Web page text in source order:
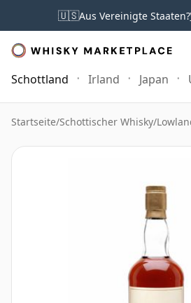
🇺🇸Aus Vereinigte Staaten?
Schottland Irland Japan
Startseite/Schottischer Whisky/